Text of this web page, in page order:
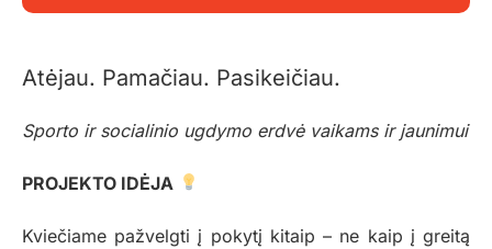
Atėjau. Pamačiau. Pasikeičiau.
Sporto ir socialinio ugdymo erdvė vaikams ir jaunimui
PROJEKTO IDĖJA
Kviečiame pažvelgti į pokytį kitaip – ne kaip į greitą